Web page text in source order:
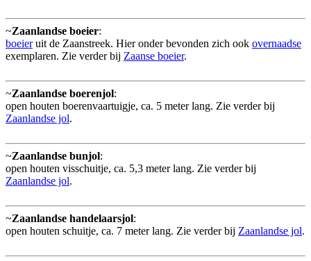
~Zaanlandse boeier:
boeieruit de Zaanstreek. Hier onder bevonden zich ook overnaadse
exemplaren. Zie verder bij Zaanse boeier.
~Zaanlandse boerenjol:
open houten boerenvaartuigje, ca. 5 meter lang. Zie verder bij
Zaanlandse jol.
~Zaanlandse bunjol:
open houten visschuitje, ca. 5,3 meter lang. Zie verder bij
Zaanlandse jol.
~Zaanlandse handelaarsjol:
open houten schuitje, ca. 7 meter lang. Zie verder bij Zaanlandse jol.